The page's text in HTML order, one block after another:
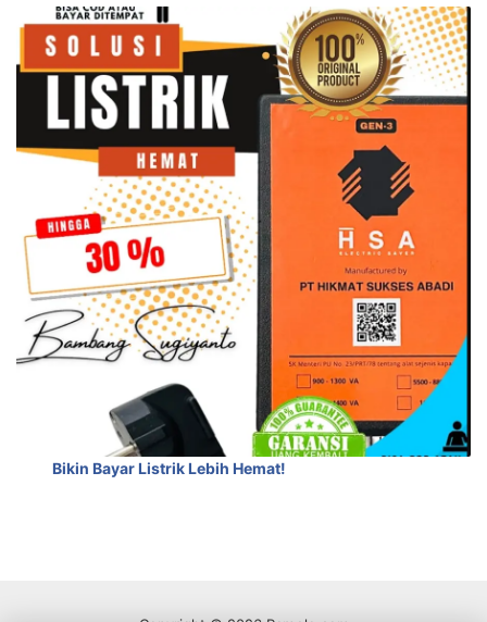
Bikin Bayar Listrik Lebih Hemat!